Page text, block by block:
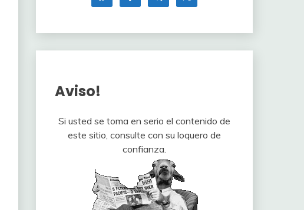
Aviso!
Si usted se toma en serio el contenido de
este sitio, consulte con su loquero de
confianza.